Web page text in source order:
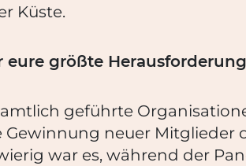
Küste.
eure größte
geführte
Gewinnung neuer
war es, während der